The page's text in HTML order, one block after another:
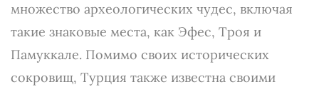
множество археологических чудес, включая
такие знаковые места, как Эфес, Троя и
Памуккале. Помимо своих исторических
сокровищ, Турция также известна своими